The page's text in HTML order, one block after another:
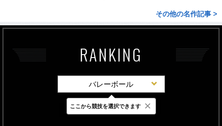
その他の名作記事 >
RANKING
バレーボール
最新 24時間 週間
ここから競技を選択できます ×